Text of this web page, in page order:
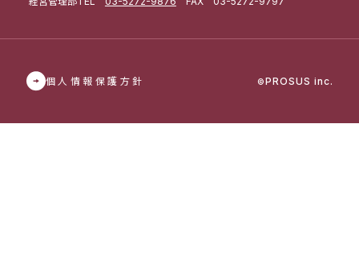
個人情報保護方針 ©PROSUS inc.